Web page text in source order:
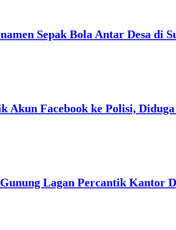
Sepak Bola Antar Desa di
Akun Facebook ke Polisi,
Lagan Percantik Kantor